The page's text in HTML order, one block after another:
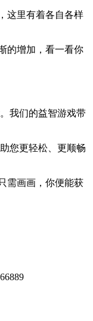
这里有着各自各样
的增加，看一看你
我们的益智游戏带
您更轻松、更顺畅
需画画，你便能获